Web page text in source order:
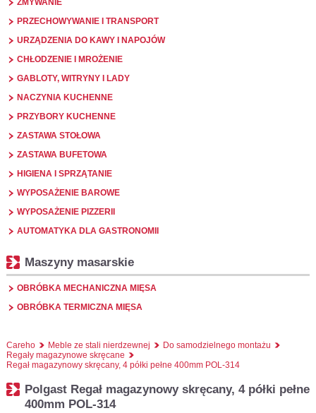
ZMYWANIE
PRZECHOWYWANIE I TRANSPORT
URZĄDZENIA DO KAWY I NAPOJÓW
CHŁODZENIE I MROŻENIE
GABLOTY, WITRYNY I LADY
NACZYNIA KUCHENNE
PRZYBORY KUCHENNE
ZASTAWA STOŁOWA
ZASTAWA BUFETOWA
HIGIENA I SPRZĄTANIE
WYPOSAŻENIE BAROWE
WYPOSAŻENIE PIZZERII
AUTOMATYKA DLA GASTRONOMII
Maszyny masarskie
OBRÓBKA MECHANICZNA MIĘSA
OBRÓBKA TERMICZNA MIĘSA
Careho Meble ze stali nierdzewnej
Do samodzielnego montażu
Regały magazynowe skręcane
Regał magazynowy skręcany, 4 półki pełne 400mm POL-314
Polgast Regał magazynowy skręcany, 4 półki pełne
400mm POL-314